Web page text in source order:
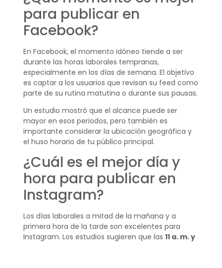
para publicar en
Facebook?
En Facebook, el momento idóneo tiende a ser
durante las horas laborales tempranas,
especialmente en los días de semana. El objetivo
es captar a los usuarios que revisan su feed como
parte de su rutina matutina o durante sus pausas.
Un estudio mostró que el alcance puede ser
mayor en esos periodos, pero también es
importante considerar la ubicación geográfica y
el huso horario de tu público principal.
¿Cuál es el mejor día y
hora para publicar en
Instagram?
Los días laborales a mitad de la mañana y a
primera hora de la tarde son excelentes para
Instagram. Los estudios sugieren que las 11 a. m. y